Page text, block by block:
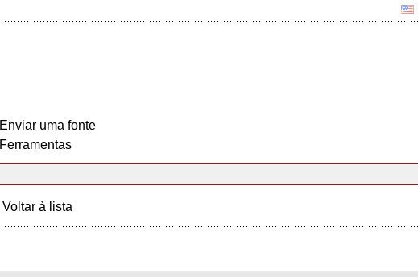
Enviar uma fonte
Ferramentas
Voltar à lista